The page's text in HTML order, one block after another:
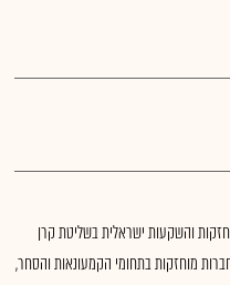
והשקעות ישראלית בשליטת קרן
מוחזקות בתחומי הקמעונאות והסחר,